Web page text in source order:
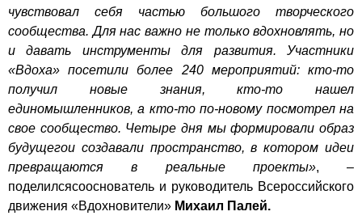
чувствовал себя частью большого творческого
сообщества. Для нас важно не только вдохновлять, но
и давать инструменты для развития. Участники
«Вдоха» посетили более 240 мероприятий: кто-то
получил новые знания, кто-то нашел
единомышленников, а кто-то по-новому посмотрел на
свое сообщество. Четыре дня мы формировали образ
будущегои создавали пространство, в котором идеи
превращаются в реальные проекты», –
поделилсясооснователь и руководитель Всероссийского
движения «Вдохновители» Михаил Палей.